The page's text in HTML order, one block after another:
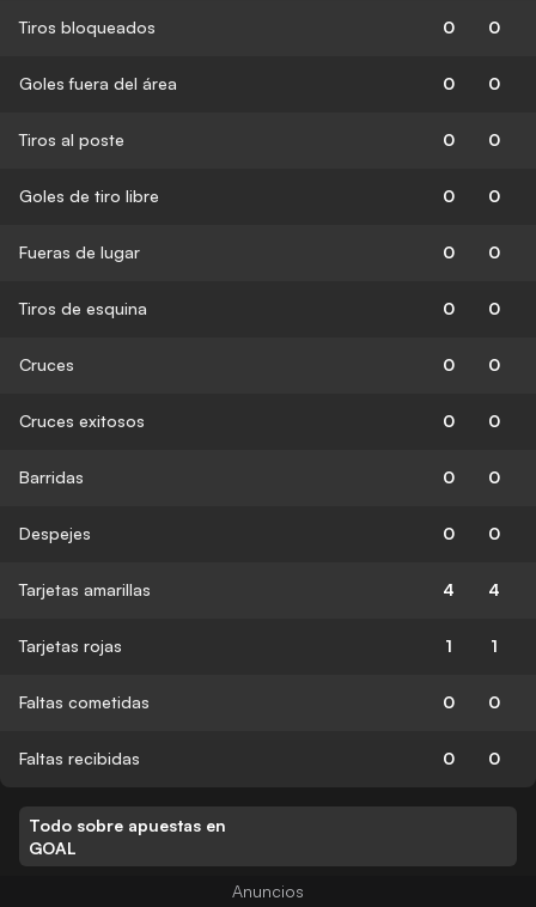
Tiros bloqueados 0 0
Goles fuera del área 0 0
Tiros al poste 0 0
Goles de tiro libre 0 0
Fueras de lugar 0 0
Tiros de esquina 0 0
Cruces 0 0
Cruces exitosos 0 0
Barridas 0 0
Despejes 0 0
Tarjetas amarillas 4 4
Tarjetas rojas 1 1
Faltas cometidas 0 0
Faltas recibidas 0 0
Todo sobre apuestas en
GOAL